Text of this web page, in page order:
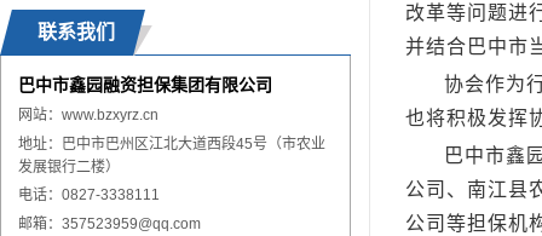
联系我们
巴中市鑫园融资担保集团有限公司
网站： www.bzxyrz.cn
地址：巴中市巴州区江北大道西段45号（市农业
发展银行二楼）
电话：0827-3338111
邮箱：357523959@qq.com
改革等问题进
并结合巴中市
协会作为
也将积极发挥
巴中市鑫
公司、南江县
公司等担保机